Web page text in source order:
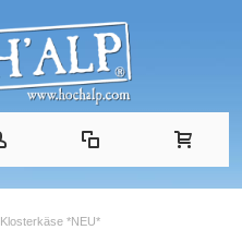
Klosterkäse *NEU*